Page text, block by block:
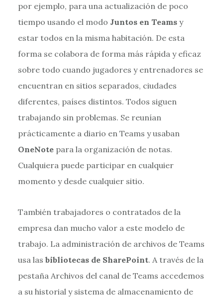
por ejemplo, para una actualización de poco
tiempo usando el modo Juntos en Teamsy
estar todos en la misma habitación. De esta
forma se colabora de forma más rápida y eficaz
sobre todo cuando jugadores y entrenadores se
encuentran en sitios separados, ciudades
diferentes, países distintos. Todos siguen
trabajando sin problemas. Se reunían
prácticamente a diario en Teams y usaban
OneNotepara la organización de notas.
Cualquiera puede participar en cualquier
momento y desde cualquier sitio.
También trabajadores o contratados de la
empresa dan mucho valor a este modelo de
trabajo. La administración de archivos de Teams
usa las bibliotecas de SharePoint. A través de la
pestaña Archivos del canal de Teams accedemos
a su historial y sistema de almacenamiento de